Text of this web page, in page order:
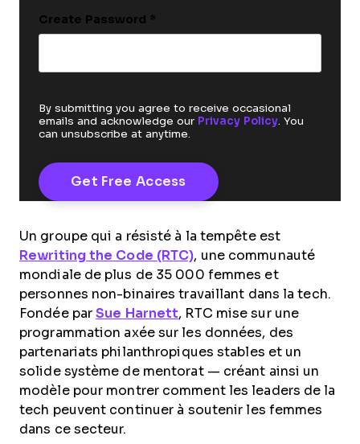
Create Password *
By submitting you agree to receive occasional
emails and acknowledge our Privacy Policy. You
can unsubscribe at anytime.
Un groupe qui a résisté à la tempête est
Rewriting the Code (RTC), une communauté
mondiale de plus de 35 000 femmes et
personnes non-binaires travaillant dans la tech.
Fondée parSue Harnett, RTC mise sur une
programmation axée sur les données, des
partenariats philanthropiques stables et un
solide système de mentorat — créant ainsi un
modèle pour montrer comment les leaders de la
tech peuvent continuer à soutenir les femmes
dans ce secteur.